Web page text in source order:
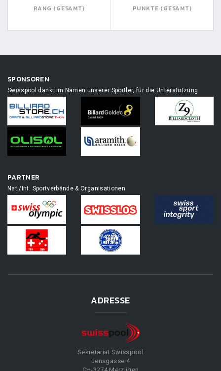
RANG (GESAMT) PUNKTE (GESAMT)
SPONSOREN
Swisspool dankt im Namen unserer Sportler, für die Unterstützung
PARTNER
Nat./Int. Sportverbände & Organisationen
ADRESSE
Sekretariat Swisspool
Jensgasse 4